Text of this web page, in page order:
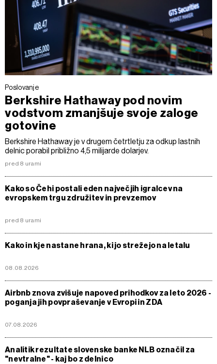
Poslovanje
Berkshire Hathaway pod novim
vodstvom zmanjšuje svoje zaloge
gotovine
Berkshire Hathaway je v drugem četrtletju za odkup lastnih
delnic porabil približno 4,5 milijarde dolarjev.
pred 8 urami
Kako so Čehi postali eden največjih igralcev na
evropskem trgu združitev in prevzemov
pred 8 urami
Kako in kje nastane hrana, ki jo strežejo na letalu
08.08.2026
Airbnb znova zvišuje napoved prihodkov za leto 2026 -
poganja jih povpraševanje v Evropi in ZDA
07.08.2026
Analitik rezultate slovenske banke NLB označil za
"nevtralne" - kaj bo z delnico